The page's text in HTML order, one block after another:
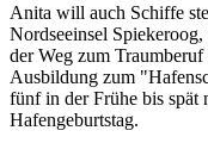
Anita will auch Schiffe
Nordseeinsel
der Weg zum
Ausbildung zum
fünf in der Frühe bis spät
Hafengeburtstag.